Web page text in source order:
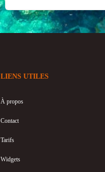
LIENS UTILES
À propos
Contact
Tarifs
Widgets